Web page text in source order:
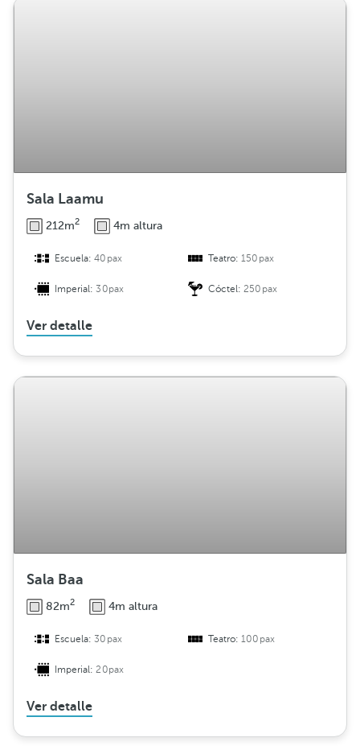
Sala Laamu
212m2 4m altura
Escuela:40pax Teatro:150pax
Imperial:30pax Cóctel:250pax
Ver detalle
Sala Baa
82m2 4m altura
Escuela:30pax Teatro:100pax
Imperial:20pax
Ver detalle